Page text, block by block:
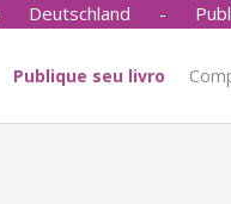
Deutschland -
Publique seu livro